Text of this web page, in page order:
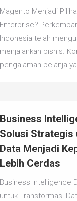
Magento Menjadi
Enterprise?
Indonesia telah
menjalankan bisnis.
pengalaman belanja
Business
Solusi Strategis
Data Menjadi
Lebih Cerdas
Business Intelligence
untuk Transformasi